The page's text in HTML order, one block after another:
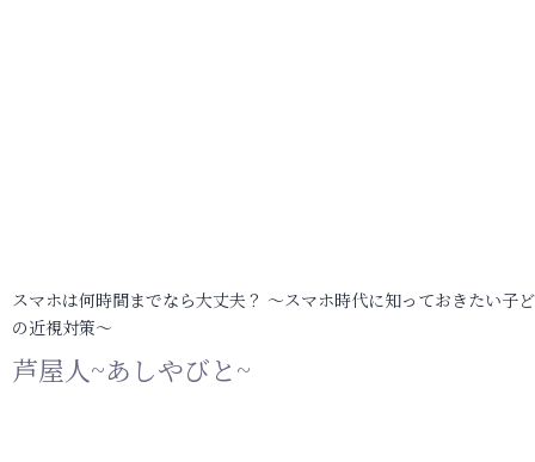
スマホは何時間までなら大丈夫？ ～スマホ時代に知っておきたい子
の近視対策～
芦屋人~あしやびと~